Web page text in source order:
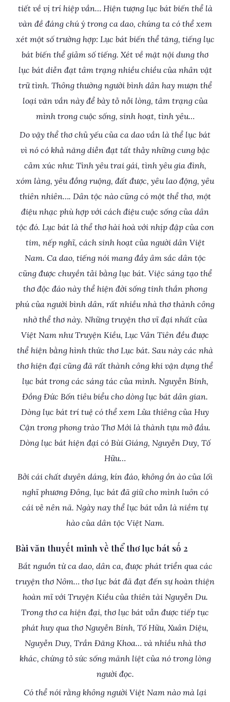
tiết về vị trí hiệp vần… Hiện tượng lục bát biến thể là
vàn đề đáng chú ý trong ca dao, chúng ta có thể xem
xét một số trường hợp: Lục bát biến thể tăng, tiếng lục
bát biến thể giảm số tiếng. Xét về mặt nội dung thơ
lục bát diễn đạt tâm trạng nhiều chiều của nhân vật
trữ tình. Thông thường người bình dân hay mượn thể
loại văn vần này để bày tỏ nỗi lòng, tâm trạng của
mình trong cuộc sống, sinh hoạt, tình yêu…
Do vậy thể thơ chủ yếu của ca dao vần là thể lục bát
vì nó có khả năng diễn đạt tất thảy những cung bậc
cảm xúc như: Tình yêu trai gái, tình yêu gia đình,
xóm làng, yêu đồng ruộng, đất được, yêu lao động, yêu
thiên nhiên…. Dân tộc nào cũng có một thể thơ, một
điệu nhạc phù hợp với cách điệu cuộc sống của dân
tộc đó. Lục bát là thể thơ hài hoà với nhịp đập của con
tim, nếp nghĩ, cách sinh hoạt của người dân Việt
Nam. Ca dao, tiếng nói mang đầy âm sắc dân tộc
cũng được chuyền tải bằng lục bát. Việc sáng tạo thể
thơ độc đáo này thể hiện đời sống tinh thần phong
phú của người bình dân, rất nhiều nhà thơ thành công
nhờ thể thơ này. Những truyện thơ vĩ đại nhất của
Việt Nam như Truyện Kiều, Lục Vân Tiên đều được
thể hiện bằng hình thức thơ Lục bát. Sau này các nhà
thơ hiện đại cũng đã rất thành công khi vận dụng thể
lục bát trong các sáng tác của mình. Nguyễn Bính,
Đồng Đức Bốn tiêu biểu cho dòng lục bát dân gian.
Dòng lục bát trí tuệ có thể xem Lửa thiêng của Huy
Cận trong phong trào Thơ Mới là thành tựu mở đầu.
Dòng lục bát hiện đại có Bùi Giáng, Nguyễn Duy, Tố
Hữu…
Bởi cái chất duyên dáng, kín đáo, không ồn ào của lối
nghĩ phương Đông, lục bát đã giữ cho mình luôn có
cái vẻ nên nã. Ngày nay thể lục bát vẫn là niềm tự
hào của dân tộc Việt Nam.
Bài văn thuyết minh về thể thơ lục bát số 2
Bắt nguồn từ ca dao, dân ca, được phát triển qua các
truyện thơ Nôm… thơ lục bát đã đạt đến sự hoàn thiện
hoàn mĩ với Truyện Kiều của thiên tài Nguyễn Du.
Trong thơ ca hiện đại, thơ lục bát vẫn được tiếp tục
phát huy qua thơ Nguyễn Bính, Tố Hữu, Xuân Diệu,
Nguyễn Duy, Trần Đăng Khoa… và nhiều nhà thơ
khác, chứng tỏ sức sống mãnh liệt của nó trong lòng
người đọc.
Có thể nói rằng không người Việt Nam nào mà lại